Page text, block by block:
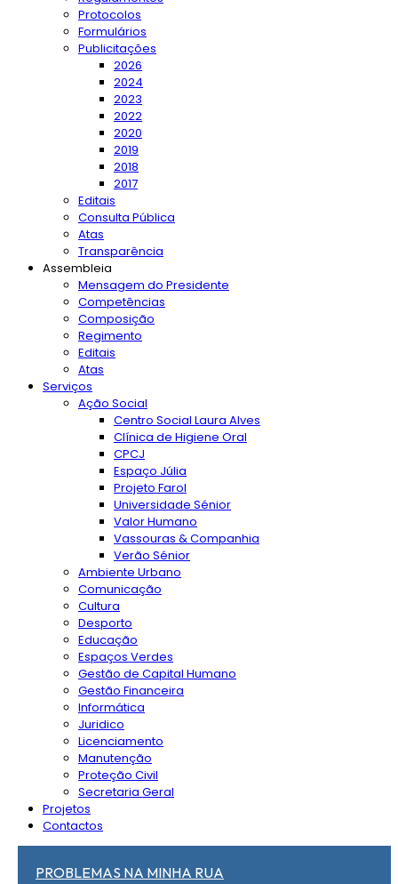
Protocolos
Formulários
Publicitações
2026
2024
2023
2022
2020
2019
2018
2017
Editais
Consulta Pública
Atas
Transparência
Assembleia
Mensagem do Presidente
Competências
Composição
Regimento
Editais
Atas
Serviços
Ação Social
Centro Social Laura Alves
Clínica de Higiene Oral
CPCJ
Espaço Júlia
Projeto Farol
Universidade Sénior
Valor Humano
Vassouras & Companhia
Verão Sénior
Ambiente Urbano
Comunicação
Cultura
Desporto
Educação
Espaços Verdes
Gestão de Capital Humano
Gestão Financeira
Informática
Juridico
Licenciamento
Manutenção
Proteção Civil
Secretaria Geral
Projetos
Contactos
PROBLEMAS NA MINHA RUA